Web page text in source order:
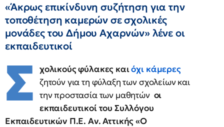
«Άκρως επικίνδυνη συζήτηση για την
τοποθέτηση καμερών σε σχολικές
μονάδες του Δήμου Αχαρνών» λένε οι
εκπαιδευτικοί
Σ χολικούς φύλακες καιόχι κάμερες
ζητούν για τη φύλαξη των σχολείων και
την προστασία των μαθητών οι
εκπαιδευτικοί του Συλλόγου
Εκπαιδευτικών Π.Ε. Αν. Αττικής «Ο